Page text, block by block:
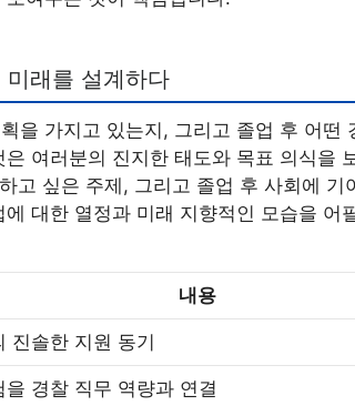
래를 설계하다
을 가지고 있는지, 그리고 졸업 후 어떤
여러분의 진지한 태도와 목표 의식을
고 싶은 주제, 그리고 졸업 후 사회에 기
대한 열정과 미래 지향적인 모습을 어
내용
진솔한 지원 동기
경찰 직무 역량과 연결